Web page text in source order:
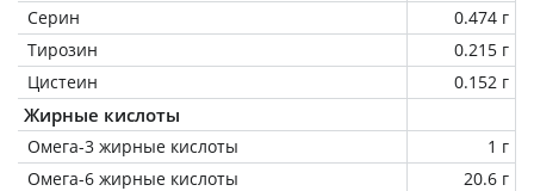
Серин
0.474 г
Тирозин
0.215 г
Цистеин
0.152 г
Жирные кислоты
Омега-3 жирные кислоты
1 г
Омега-6 жирные кислоты
20.6 г